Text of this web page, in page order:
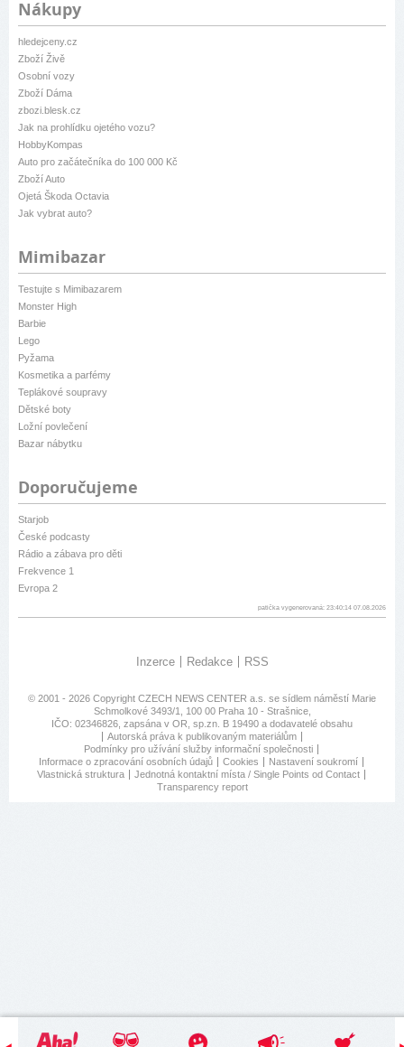
Nákupy
hledejceny.cz
Zboží Živě
Osobní vozy
Zboží Dáma
zbozi.blesk.cz
Jak na prohlídku ojetého vozu?
HobbyKompas
Auto pro začátečníka do 100 000 Kč
Zboží Auto
Ojetá Škoda Octavia
Jak vybrat auto?
Mimibazar
Testujte s Mimibazarem
Monster High
Barbie
Lego
Pyžama
Kosmetika a parfémy
Teplákové soupravy
Dětské boty
Ložní povlečení
Bazar nábytku
Doporučujeme
Starjob
České podcasty
Rádio a zábava pro děti
Frekvence 1
Evropa 2
patička vygenerovaná: 23:40:14 07.08.2026
Inzerce Redakce RSS
© 2001 - 2026 Copyright CZECH NEWS CENTER a.s. se sídlem náměstí Marie
Schmolkové 3493/1, 100 00 Praha 10 - Strašnice,
IČO: 02346826, zapsána v OR, sp.zn. B 19490 a dodavatelé obsahu
Autorská práva k publikovaným materiálům
Podmínky pro užívání služby informační společnosti
Informace o zpracování osobních údajů
Cookies
Nastavení soukromí
Vlastnická struktura
Jednotná kontaktní místa / Single Points od Contact
Transparency report